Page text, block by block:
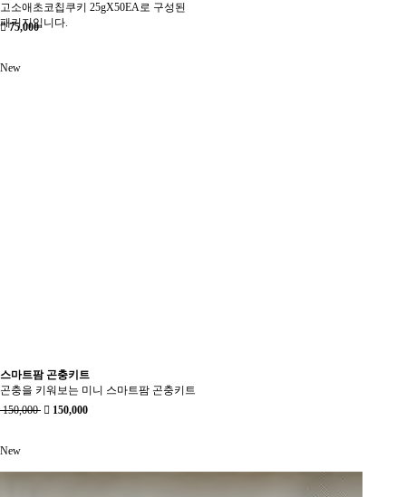
고소애초코칩쿠키 25gX50EA로 구성된
패키지입니다.
75,000
New
스마트팜 곤충키트
곤충을 키워보는 미니 스마트팜 곤충키트
150,000
150,000
New